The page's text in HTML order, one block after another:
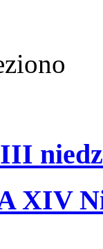
XIV